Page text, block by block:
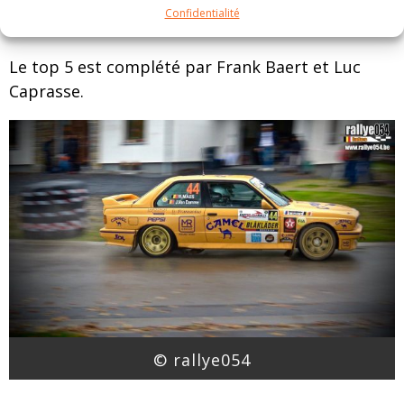
Confidentialité
Le top 5 est complété par Frank Baert et Luc
Caprasse.
© rallye054